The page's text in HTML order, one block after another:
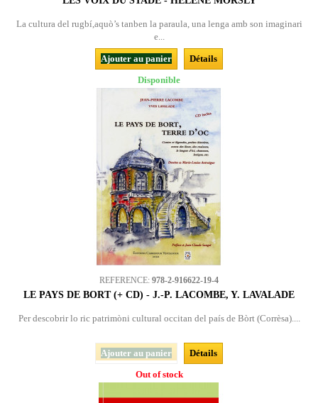
La cultura del rugbí,aquò’s tanben la paraula, una lenga amb son imaginari
e...
Ajouter au panier
Détails
Disponible
REFERENCE: 978-2-916622-19-4
LE PAYS DE BORT (+ CD) - J.-P. LACOMBE, Y. LAVALADE
Per descobrir lo ric patrimòni cultural occitan del país de Bòrt (Corrèsa)....
Ajouter au panier
Détails
Out of stock